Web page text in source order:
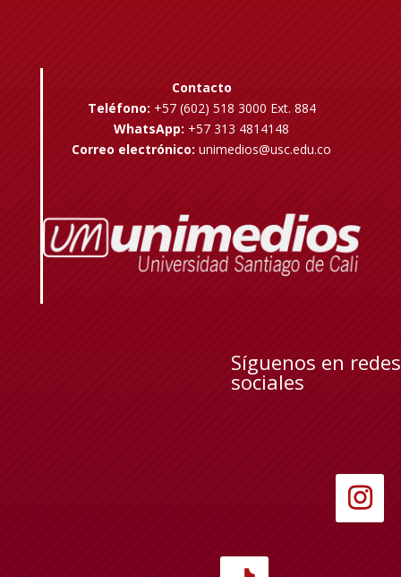
Contacto
Teléfono: +57 (602) 518 3000 Ext. 884
WhatsApp: +57 313 4814148
Correo electrónico: unimedios@usc.edu.co
Síguenos en redes
sociales